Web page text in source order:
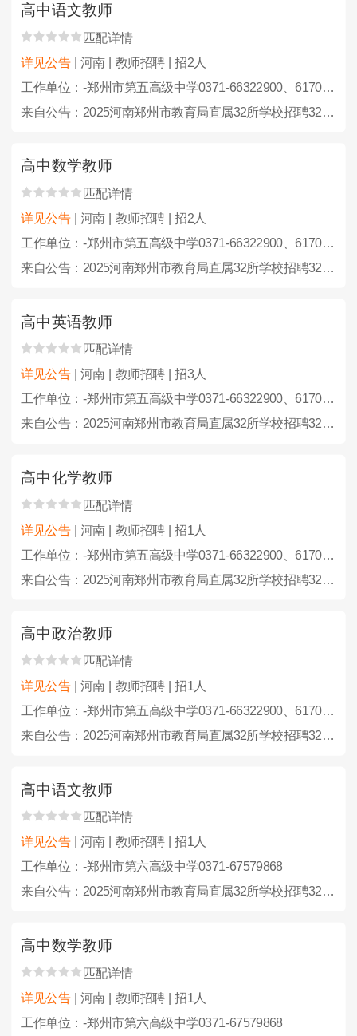
高中语文教师
匹配详情
详见公告 | 河南 | 教师招聘 | 招2人
工作单位：-郑州市第五高级中学0371-66322900、61703553
来自公告：2025河南郑州市教育局直属32所学校招聘323人公告
高中数学教师
匹配详情
详见公告
| 河南 | 教师招聘 | 招2人
工作单位：-郑州市第五高级中学0371-66322900、61703553
来自公告：2025河南郑州市教育局直属32所学校招聘323人公告
高中英语教师
匹配详情
详见公告
| 河南 | 教师招聘 | 招3人
工作单位：-郑州市第五高级中学0371-66322900、61703553
来自公告：2025河南郑州市教育局直属32所学校招聘323人公告
高中化学教师
匹配详情
详见公告 | 河南 | 教师招聘 | 招1人
工作单位：-郑州市第五高级中学0371-66322900、61703553
来自公告：2025河南郑州市教育局直属32所学校招聘323人公告
高中政治教师
匹配详情
详见公告
| 河南 | 教师招聘 | 招1人
工作单位：-郑州市第五高级中学0371-66322900、61703553
来自公告：2025河南郑州市教育局直属32所学校招聘323人公告
高中语文教师
匹配详情
详见公告
| 河南 | 教师招聘 | 招1人
工作单位：-郑州市第六高级中学0371-67579868
来自公告：2025河南郑州市教育局直属32所学校招聘323人公告
高中数学教师
匹配详情
详见公告 | 河南 | 教师招聘 | 招1人
工作单位：-郑州市第六高级中学0371-67579868